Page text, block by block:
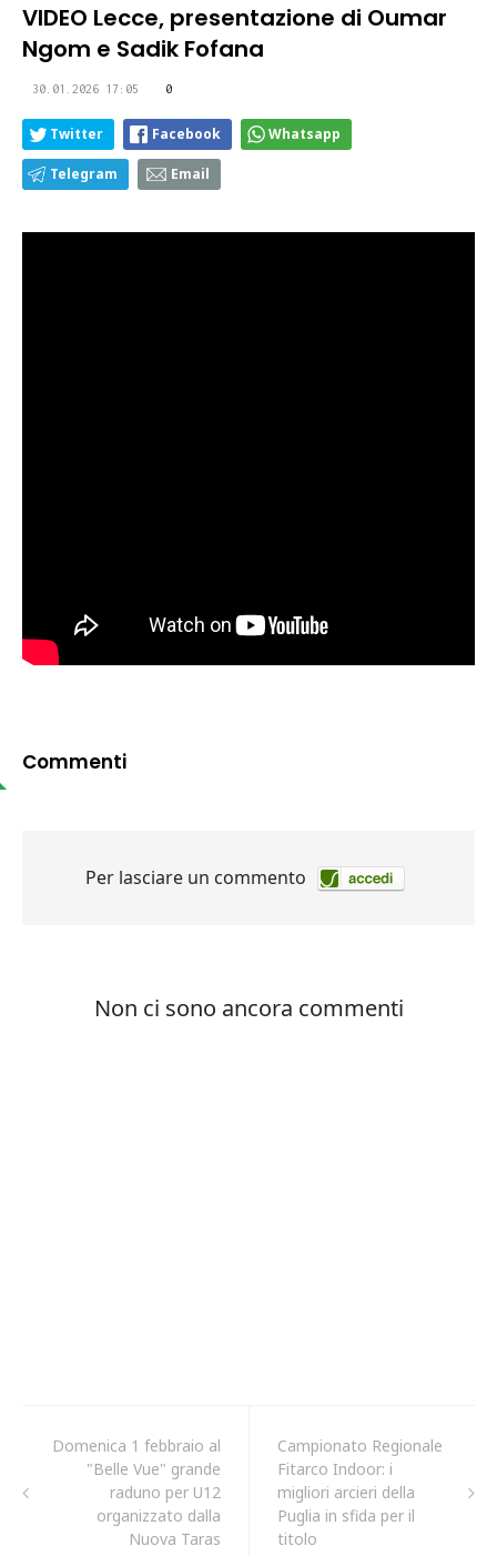
VIDEO Lecce, presentazione di Oumar
Ngom e Sadik Fofana
30.01.2026 17:05 0
Twitter Facebook Whatsapp
Telegram Email
Commenti
Domenica 1 febbraio al
"Belle Vue" grande
raduno per U12
organizzato dalla
Nuova Taras
Campionato Regionale
Fitarco Indoor: i
migliori arcieri della
Puglia in sfida per il
titolo